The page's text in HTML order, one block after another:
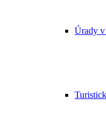
Úrady v